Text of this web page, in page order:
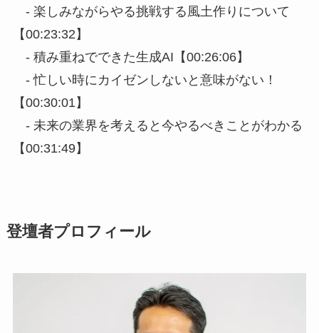
- 楽しみながらやる挑戦する風土作りについて
【00:23:32】
- 積み重ねでできた生成AI【00:26:06】
- 忙しい時にカイゼンしないと意味がない！
【00:30:01】
- 未来の業界を考えると今やるべきことがわかる
【00:31:49】
登壇者プロフィール